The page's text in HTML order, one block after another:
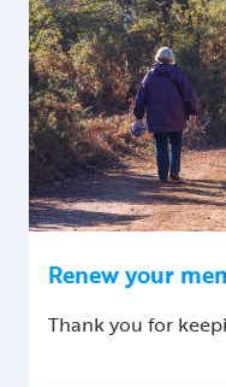
Renew your
Thank you for